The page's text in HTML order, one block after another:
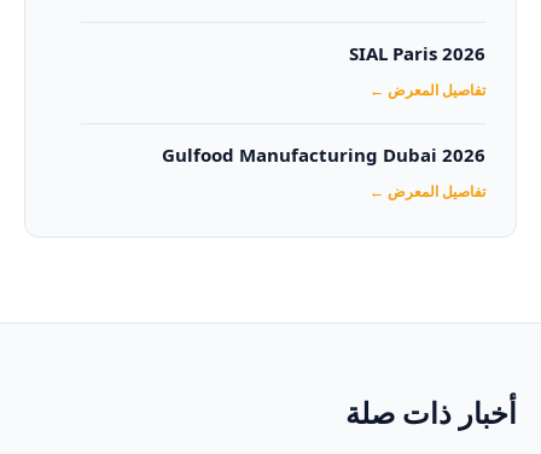
SIAL Paris 2026
تفاصيل المعرض ←
Gulfood Manufacturing Dubai 2026‏
تفاصيل المعرض ←
أخبار ذات صلة